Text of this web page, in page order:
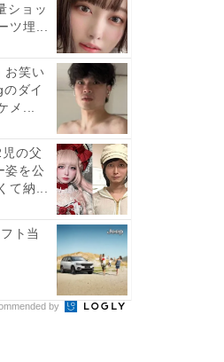
ショッ
ツ埋...
お笑い
ダイ
メ...
の父
姿を公
て納...
ト当
by